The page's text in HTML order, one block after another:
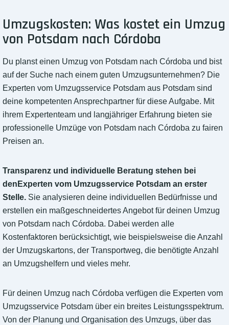
Umzugskosten: Was kostet ein Umzug
von Potsdam nach Córdoba
Du planst einen Umzug von Potsdam nach Córdoba und bist
auf der Suche nach einem guten Umzugsunternehmen? Die
Experten vom Umzugsservice Potsdam aus Potsdam sind
deine kompetenten Ansprechpartner für diese Aufgabe. Mit
ihrem Expertenteam und langjähriger Erfahrung bieten sie
professionelle Umzüge von Potsdam nach Córdoba zu fairen
Preisen an.
Transparenz und individuelle Beratung stehen bei
denExperten vom Umzugsservice Potsdam an erster
Stelle. Sie analysieren deine individuellen Bedürfnisse und
erstellen ein maßgeschneidertes Angebot für deinen Umzug
von Potsdam nach Córdoba. Dabei werden alle
Kostenfaktoren berücksichtigt, wie beispielsweise die Anzahl
der Umzugskartons, der Transportweg, die benötigte Anzahl
an Umzugshelfern und vieles mehr.
Für deinen Umzug nach Córdoba verfügen die Experten vom
Umzugsservice Potsdam über ein breites Leistungsspektrum.
Von der Planung und Organisation des Umzugs, über das